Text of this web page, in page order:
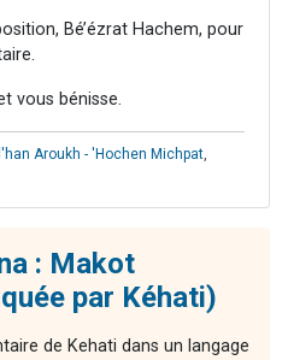
Bé’ézrat Hachem, pour
vous bénisse.
Aroukh - 'Hochen Michpat,
: Makot
par Kéhati)
de Kehati dans un langage